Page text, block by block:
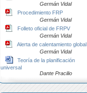
Germán Vidal
Procedimiento FRP
Germán Vidal
Folleto oficial de FRPV
Germán Vidal
Alerta de calentamiento global
Germán Vidal
Teoría de la planificación
universal
Dante Pracilio